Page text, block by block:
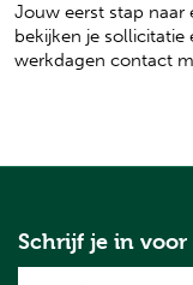
Jouw eerst stap naar
bekijken je
werkdagen contact
Schrijf je in